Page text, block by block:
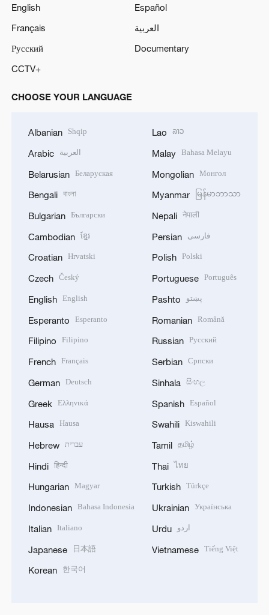
English
Español
Français
العربية
Русский
Documentary
CCTV+
CHOOSE YOUR LANGUAGE
Albanian Shqip
Arabic العربية
Belarusian Беларуская
Bengali বাংলা
Bulgarian Български
Cambodian ខ្មែរ
Croatian Hrvatski
Czech Český
English English
Esperanto Esperanto
Filipino Filipino
French Français
German Deutsch
Greek Ελληνικά
Hausa Hausa
Hebrew עברית
Hindi हिन्दी
Hungarian Magyar
Indonesian Bahasa Indonesia
Italian Italiano
Japanese 日本語
Korean 한국어
Lao ລາວ
Malay Bahasa Melayu
Mongolian Монгол
Myanmar မြန်မာဘာသာ
Nepali नेपाली
Persian فارسی
Polish Polski
Portuguese Português
Pashto پښتو
Romanian Română
Russian Русский
Serbian Српски
Sinhala සිංහල
Spanish Español
Swahili Kiswahili
Tamil தமிழ்
Thai ไทย
Turkish Türkçe
Ukrainian Українська
Urdu اردو
Vietnamese Tiếng Việt